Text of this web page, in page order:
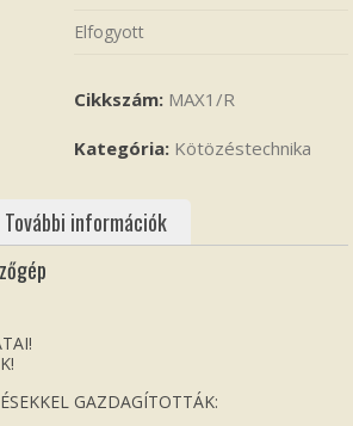
Elfogyott
Cikkszám: MAX1/R
Kategória: Kötözéstechnika
További információk
GAZDAGÍTOTTÁK: